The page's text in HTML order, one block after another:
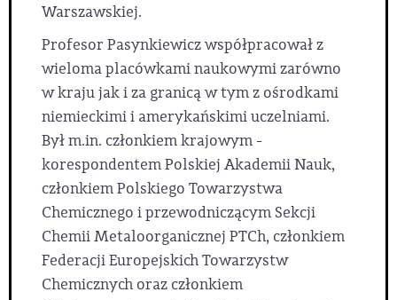
Warszawskiej.
Profesor Pasynkiewicz współpracował z
wieloma placówkami naukowymi zarówno
w kraju jak i za granicą w tym z ośrodkami
niemieckimi i amerykańskimi uczelniami.
Był m.in. członkiem krajowym -
korespondentem Polskiej Akademii Nauk,
członkiem Polskiego Towarzystwa
Chemicznego i przewodniczącym Sekcji
Chemii Metaloorganicznej PTCh, członkiem
Federacji Europejskich Towarzystw
Chemicznych oraz członkiem